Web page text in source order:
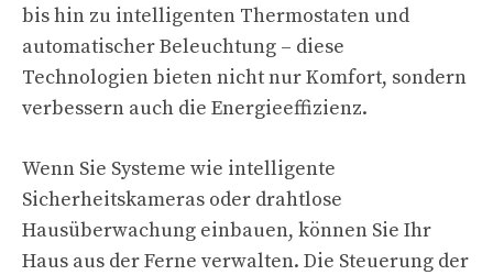
bis hin zu intelligenten Thermostaten und
automatischer Beleuchtung – diese
Technologien bieten nicht nur Komfort, sondern
verbessern auch die Energieeffizienz.
Wenn Sie Systeme wie intelligente
Sicherheitskameras oder drahtlose
Hausüberwachung einbauen, können Sie Ihr
Haus aus der Ferne verwalten. Die Steuerung der